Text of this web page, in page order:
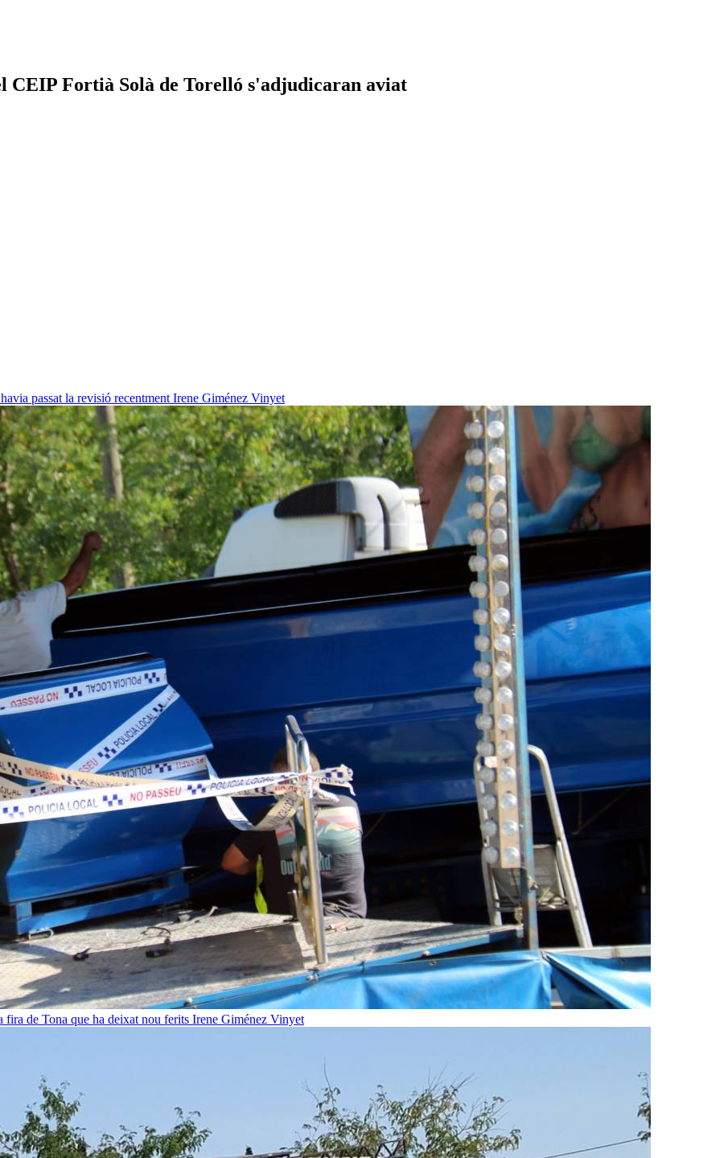
CEIP Fortià Solà de Torelló s'adjudicaran aviat
passat la revisió recentment Irene Giménez Vinyet
fira de Tona que ha deixat nou ferits Irene Giménez Vinyet